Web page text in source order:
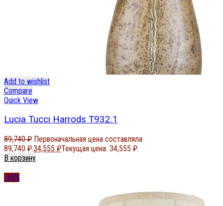
Add to wishlist
Compare
Quick View
Lucia Tucci Harrods T932.1
89,740₽ Первоначальная цена составляла
89,740 ₽.34,555 ₽Текущая цена: 34,555 ₽.
В корзину
-45%